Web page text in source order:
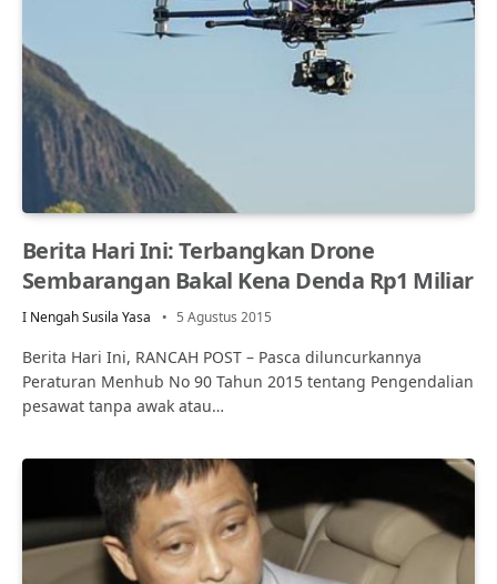
Berita Hari Ini: Terbangkan Drone
Sembarangan Bakal Kena Denda Rp1 Miliar
I Nengah Susila Yasa 5 Agustus 2015
Berita Hari Ini, RANCAH POST – Pasca diluncurkannya
Peraturan Menhub No 90 Tahun 2015 tentang Pengendalian
pesawat tanpa awak atau…